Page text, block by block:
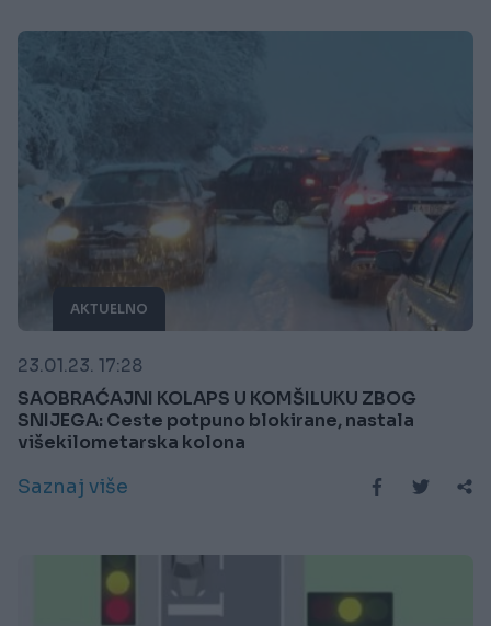
AKTUELNO
23.01.23. 17:28
SAOBRAĆAJNI KOLAPS U KOMŠILUKU ZBOG
SNIJEGA: Ceste potpuno blokirane, nastala
višekilometarska kolona
Saznaj više